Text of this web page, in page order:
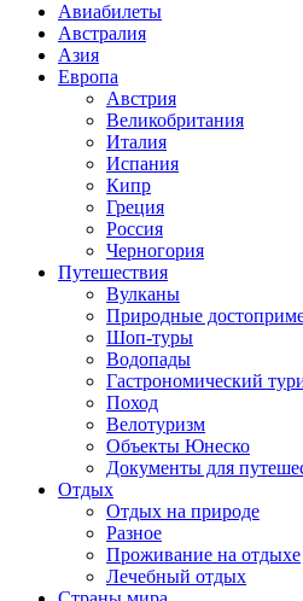
Авиабилеты
Австралия
Азия
Европа
Австрия
Великобритания
Италия
Испания
Кипр
Греция
Россия
Черногория
Путешествия
Вулканы
Природные
Шоп-туры
Водопады
Гастрономический
Поход
Велотуризм
Объекты Юнеско
Документы для
Отдых
Отдых на природе
Разное
Проживание на отдыхе
Лечебный отдых